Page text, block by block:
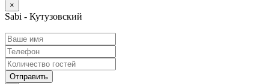
×
Sabi - Кутузовский
Отправить